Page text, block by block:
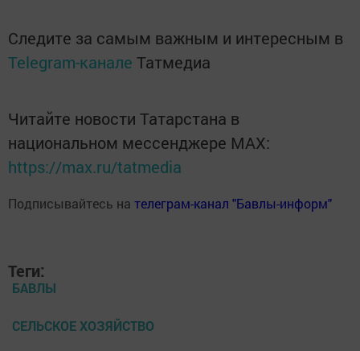
Следите за самым важным и интересным в
Telegram-канале Татмедиа
Читайте новости Татарстана в
национальном мессенджере MАХ:
https://max.ru/tatmedia
Подписывайтесь на телеграм-канал "Бавлы-информ"
Теги:
БАВЛЫ
СЕЛЬСКОЕ ХОЗЯЙСТВО